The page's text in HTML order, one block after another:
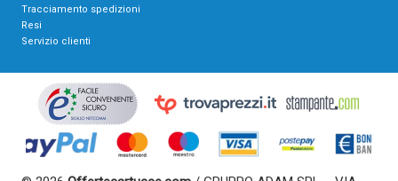
Tracciamento spedizioni
Resi
Servizio clienti